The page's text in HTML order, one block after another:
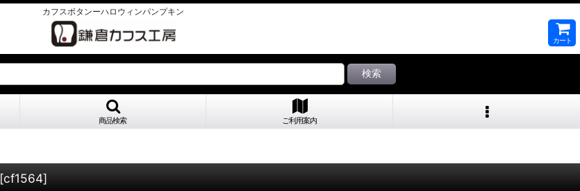
カフスボタンーハロウィンパンプキン
カート
検索
商品検索 ご利用案内
[cf1564]